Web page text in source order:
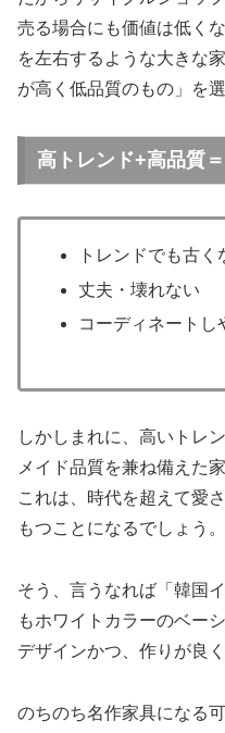
売る場合にも価値は低く
を左右するような大きな
が高く低品質のもの」を
高トレンド+高品質
トレンドでも古
丈夫・壊れない
コーディネートし
しかしまれに、高いトレ
メイド品質を兼ね備えた
これは、時代を超えて愛
もつことになるでしょう。
そう、言うなれば「韓国
もホワイトカラーのベー
デザインかつ、作りが良
のちのち名作家具になる